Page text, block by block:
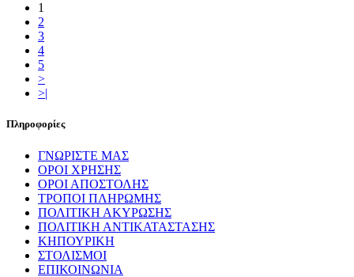
1
2
3
4
5
>
>|
Πληροφορίες
ΓΝΩΡΙΣΤΕ ΜΑΣ
ΟΡΟΙ ΧΡΗΣΗΣ
ΟΡΟΙ ΑΠΟΣΤΟΛΗΣ
ΤΡΟΠΟΙ ΠΛΗΡΩΜΗΣ
ΠΟΛΙΤΙΚΗ ΑΚΥΡΩΣΗΣ
ΠΟΛΙΤΙΚΗ ΑΝΤΙΚΑΤΑΣΤΑΣΗΣ
ΚΗΠΟΥΡΙΚΗ
ΣΤΟΛΙΣΜΟΙ
ΕΠΙΚΟΙΝΩΝΙΑ